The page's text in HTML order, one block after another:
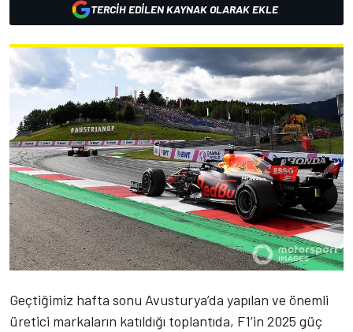
TERCIH EDILEN KAYNAK OLARAK EKLE
Geçtiğimiz hafta sonu Avusturya’da yapılan ve önemli
üretici markaların katıldığı toplantıda, F1’in 2025 güç